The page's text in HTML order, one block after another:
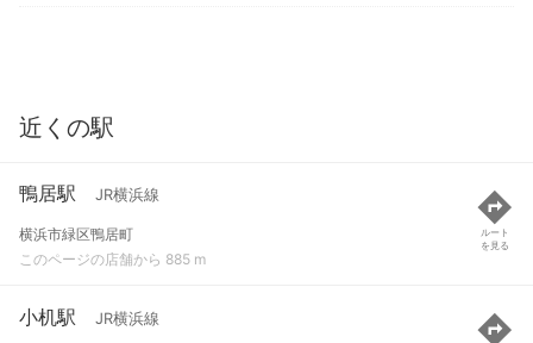
近くの駅
鴨居駅 JR横浜線
横浜市緑区鴨居町
このページの店舗から 885 m
ルート
を見る
小机駅 JR横浜線